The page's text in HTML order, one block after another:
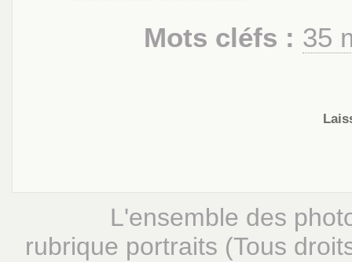
Mots cléfs : 35
L'ensemble des
rubrique portraits (Tous